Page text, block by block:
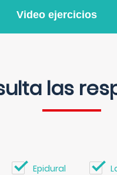
Video ejercicios
las
Epidural